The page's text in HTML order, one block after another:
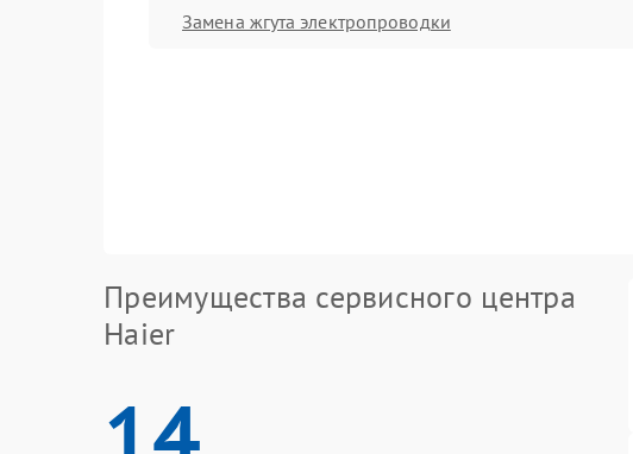
Замена жгута электропроводки
Преимущества сервисного центра
Haier